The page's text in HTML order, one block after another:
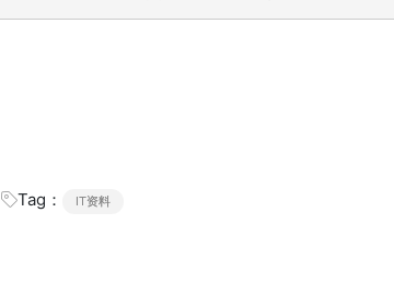
Tag： IT资料